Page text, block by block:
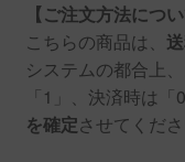
【ご注文方法につ
こちらの商品は、
システムの都合上
「1」、決済時は「
を確定させてくださ